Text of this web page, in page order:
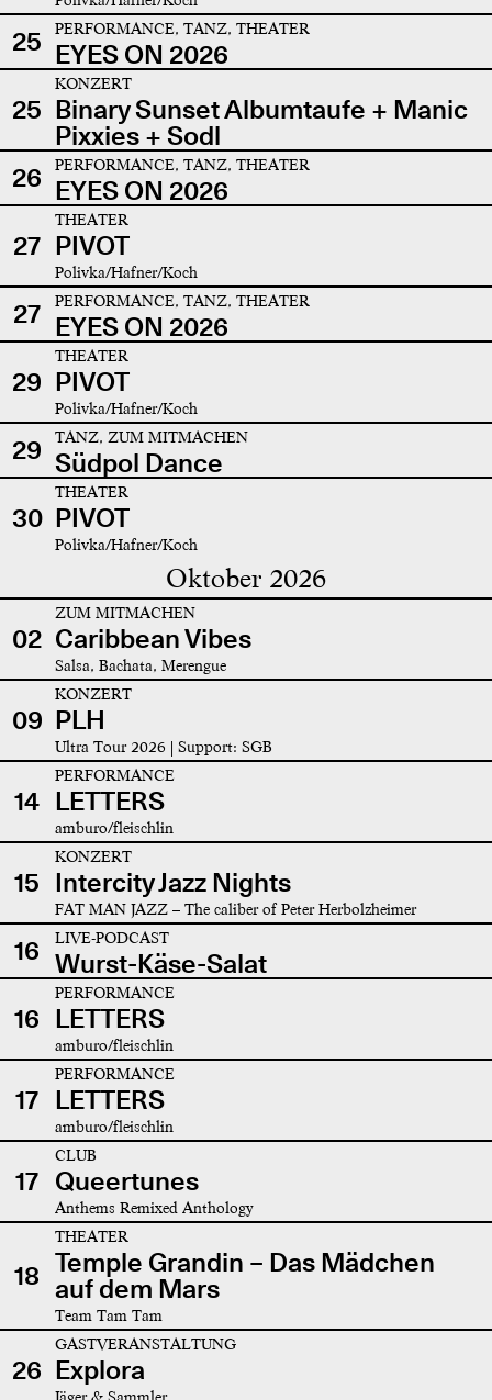
25 PERFORMANCE, TANZ, THEATER
EYES ON 2026
25
KONZERT
Binary Sunset Albumtaufe + Manic
Pixxies + Sodl
26
PERFORMANCE, TANZ, THEATER
EYES ON 2026
27
THEATER
PIVOT
Polivka/Hafner/Koch
27 PERFORMANCE, TANZ, THEATER
EYES ON 2026
29
THEATER
PIVOT
Polivka/Hafner/Koch
29 TANZ, ZUM MITMACHEN
Südpol Dance
30
THEATER
PIVOT
Polivka/Hafner/Koch
Oktober 2026
02
ZUM MITMACHEN
Caribbean Vibes
Salsa, Bachata, Merengue
09
KONZERT
PLH
Ultra Tour 2026 | Support: SGB
14
PERFORMANCE
LETTERS
amburo/fleischlin
15
KONZERT
Intercity Jazz Nights
FAT MAN JAZZ – The caliber of Peter Herbolzheimer
16 LIVE-PODCAST
Wurst-Käse-Salat
16
PERFORMANCE
LETTERS
amburo/fleischlin
17
PERFORMANCE
LETTERS
amburo/fleischlin
17
CLUB
Queertunes
Anthems Remixed Anthology
18
THEATER
Temple Grandin – Das Mädchen
auf dem Mars
Team Tam Tam
26
GASTVERANSTALTUNG
Explora